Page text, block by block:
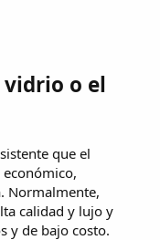
vidrio o el
que el
Normalmente,
calidad y lujo y
y de bajo costo.